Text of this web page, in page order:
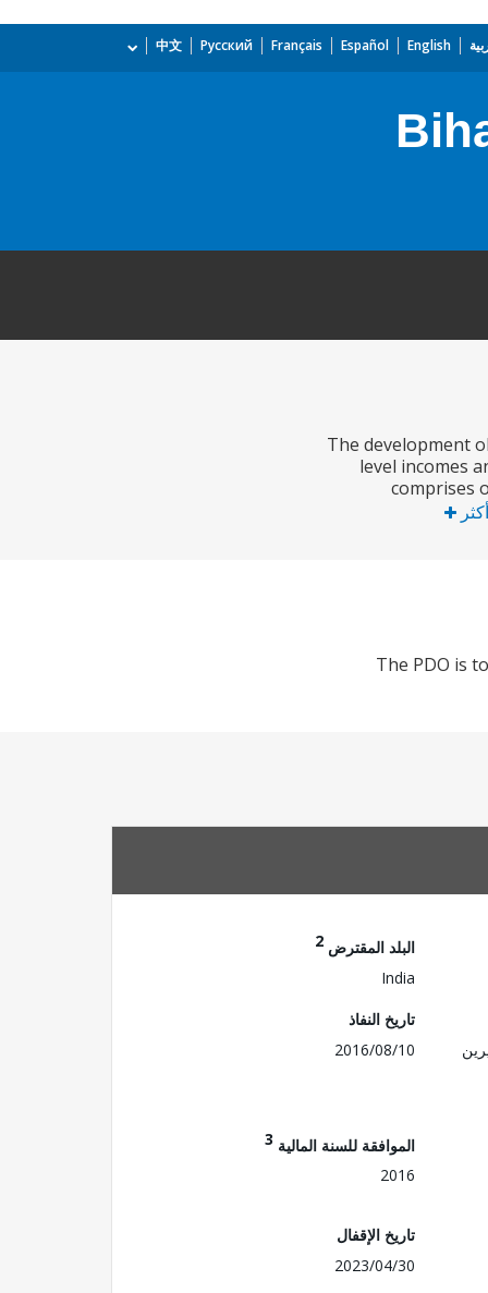
English
Español
Français
Русский
中文
The development
level incomes
comprises
The PDO is
البلد المقترض 2
India
تاريخ النفاذ
2016/08/10
الموافقة للسنة المالية 3
2016
تاريخ الإقفال
2023/04/30